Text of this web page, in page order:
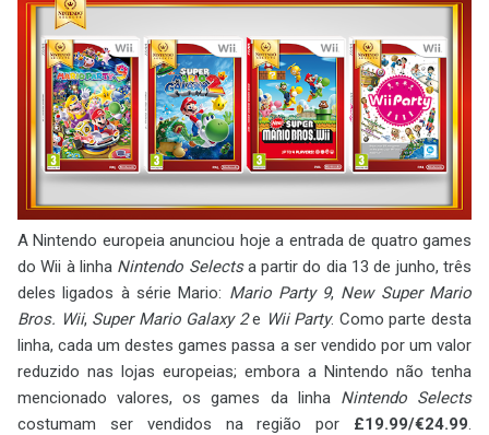
A Nintendo europeia anunciou hoje a entrada de quatro games
do Wii à linha Nintendo Selectsa partir do dia 13 de junho, três
deles ligados à série Mario: Mario Party 9, New Super Mario
Bros. Wii, Super Mario Galaxy 2e Wii Party. Como parte desta
linha, cada um destes games passa a ser vendido por um valor
reduzido nas lojas europeias; embora a Nintendo não tenha
mencionado valores, os games da linha Nintendo Selects
costumam ser vendidos na região por £19.99/€24.99.